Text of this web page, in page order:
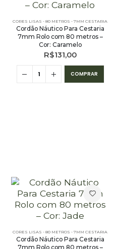
CORES LISAS - 80 METROS - 7MM CESTARIA
Cordão Náutico Para Cestaria
7mm Rolo com 80 metros –
Cor: Caramelo
R$131,00
COMPRAR
CORES LISAS - 80 METROS - 7MM CESTARIA
Cordão Náutico Para Cestaria
7mm Rolo com 80 metros –